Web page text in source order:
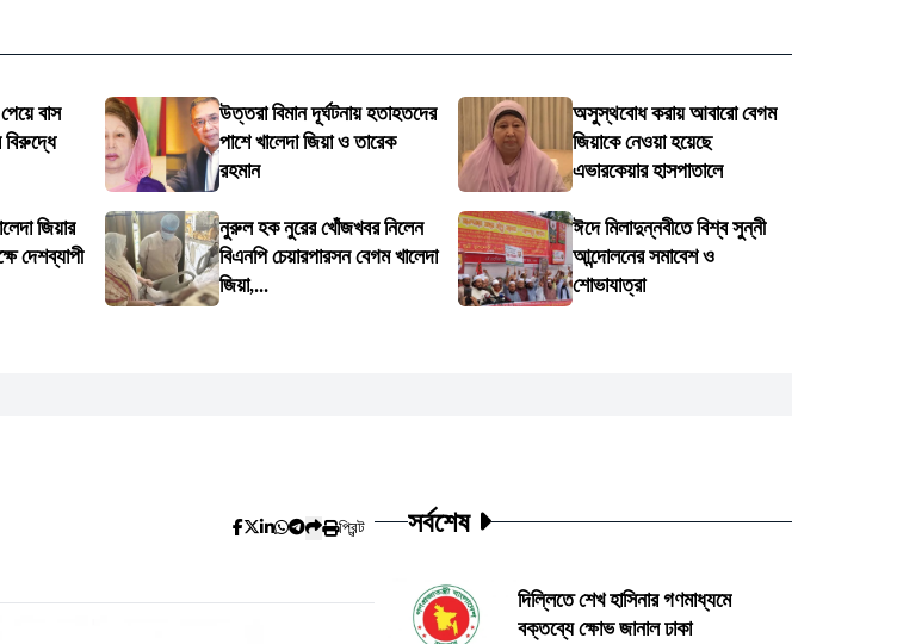
বাস
উত্তরা বিমান দূর্ঘটনায় হতাহতদের
পাশে খালেদা জিয়া ও তারেক
রহমান
অসুস্থবোধ করায় আবারো বেগম
জিয়াকে নেওয়া হয়েছে
এভারকেয়ার হাসপাতালে
জিয়ার
দেশব্যাপী
নুরুল হক নুরের খোঁজখবর নিলেন
বিএনপি চেয়ারপারসন বেগম খালেদা
জিয়া,...
ঈদে মিলাদুন্নবীতে বিশ্ব সুন্নী
আন্দোলনের সমাবেশ ও
শোভাযাত্রা
প্রিন্ট সর্বশেষ
দিল্লিতে শেখ হাসিনার গণমাধ্যমে
বক্তব্যে ক্ষোভ জানাল ঢাকা